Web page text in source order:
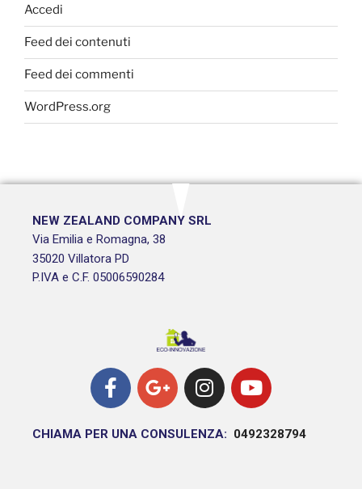
Accedi
Feed dei contenuti
Feed dei commenti
WordPress.org
NEW ZEALAND COMPANY SRL
Via Emilia e Romagna, 38
35020 Villatora PD
P.IVA e C.F. 05006590284
CHIAMA PER UNA CONSULENZA: 0492328794